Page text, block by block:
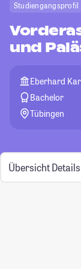
Studiengangsprofil
und
Eberhard
Bachelor
Tübingen
Übersicht Details